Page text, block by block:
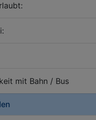
mit Bahn / Bus